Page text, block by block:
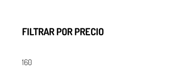
FILTRAR POR PRECIO